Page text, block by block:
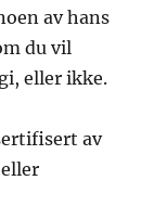
av hans
du vil
eller ikke.
av